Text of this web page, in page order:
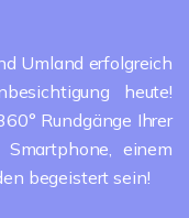
Umland erfolgreich
heute!
Rundgänge Ihrer
einem
begeistert sein!